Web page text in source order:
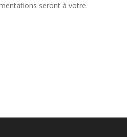
seront à votre